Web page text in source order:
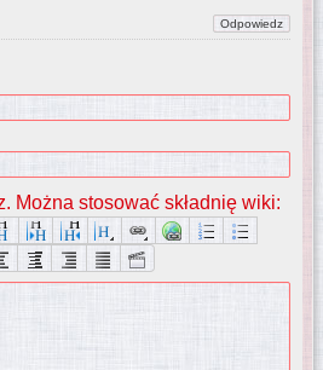
Można stosować składnię wiki: